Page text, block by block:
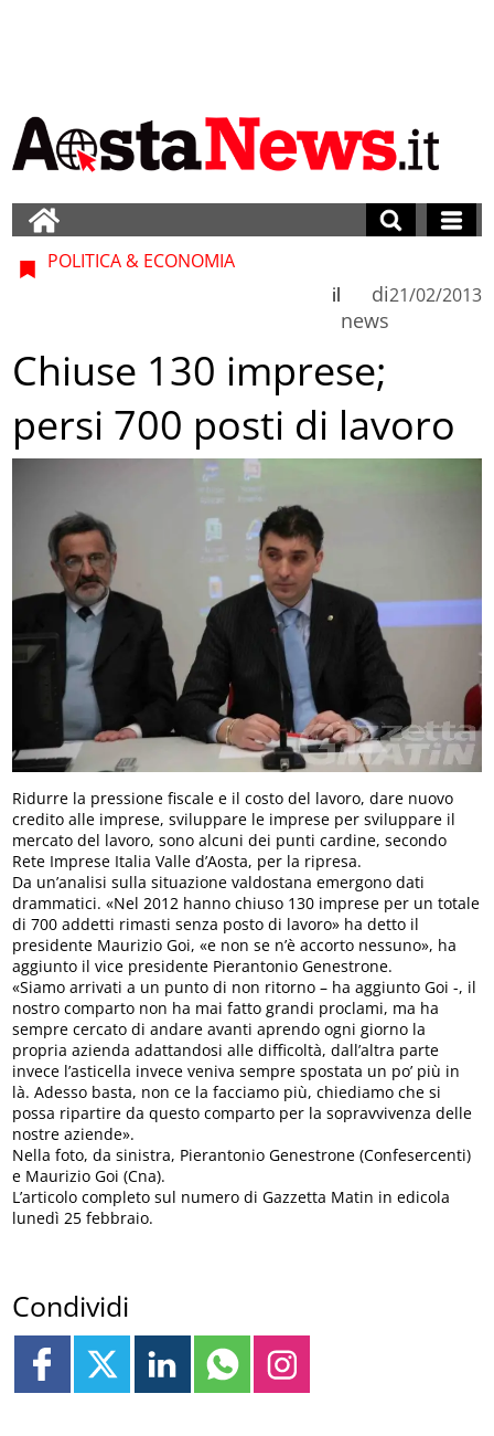
POLITICA & ECONOMIA
di
news
il 21/02/2013
Chiuse 130 imprese;
persi 700 posti di lavoro
Ridurre la pressione fiscale e il costo del lavoro, dare nuovo
credito alle imprese, sviluppare le imprese per sviluppare il
mercato del lavoro, sono alcuni dei punti cardine, secondo
Rete Imprese Italia Valle d’Aosta, per la ripresa.
Da un’analisi sulla situazione valdostana emergono dati
drammatici. «Nel 2012 hanno chiuso 130 imprese per un totale
di 700 addetti rimasti senza posto di lavoro» ha detto il
presidente Maurizio Goi, «e non se n’è accorto nessuno», ha
aggiunto il vice presidente Pierantonio Genestrone.
«Siamo arrivati a un punto di non ritorno – ha aggiunto Goi -, il
nostro comparto non ha mai fatto grandi proclami, ma ha
sempre cercato di andare avanti aprendo ogni giorno la
propria azienda adattandosi alle difficoltà, dall’altra parte
invece l’asticella invece veniva sempre spostata un po’ più in
là. Adesso basta, non ce la facciamo più, chiediamo che si
possa ripartire da questo comparto per la sopravvivenza delle
nostre aziende».
Nella foto, da sinistra, Pierantonio Genestrone (Confesercenti)
e Maurizio Goi (Cna).
L’articolo completo sul numero di Gazzetta Matin in edicola
lunedì 25 febbraio.
Condividi